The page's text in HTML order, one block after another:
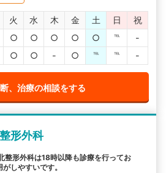
火 水 木 金 土 日
祝
○ ○ ○ ○ ○ ℡
-
○ ○ - ○ ℡ ℡ -
、治療の相談をする
形外科
整形外科は18時以降も診療を行ってお
しやすいです。